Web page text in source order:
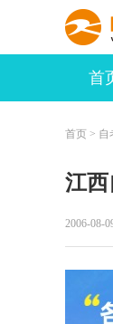
首
首页 > 自
江西
2006-08-